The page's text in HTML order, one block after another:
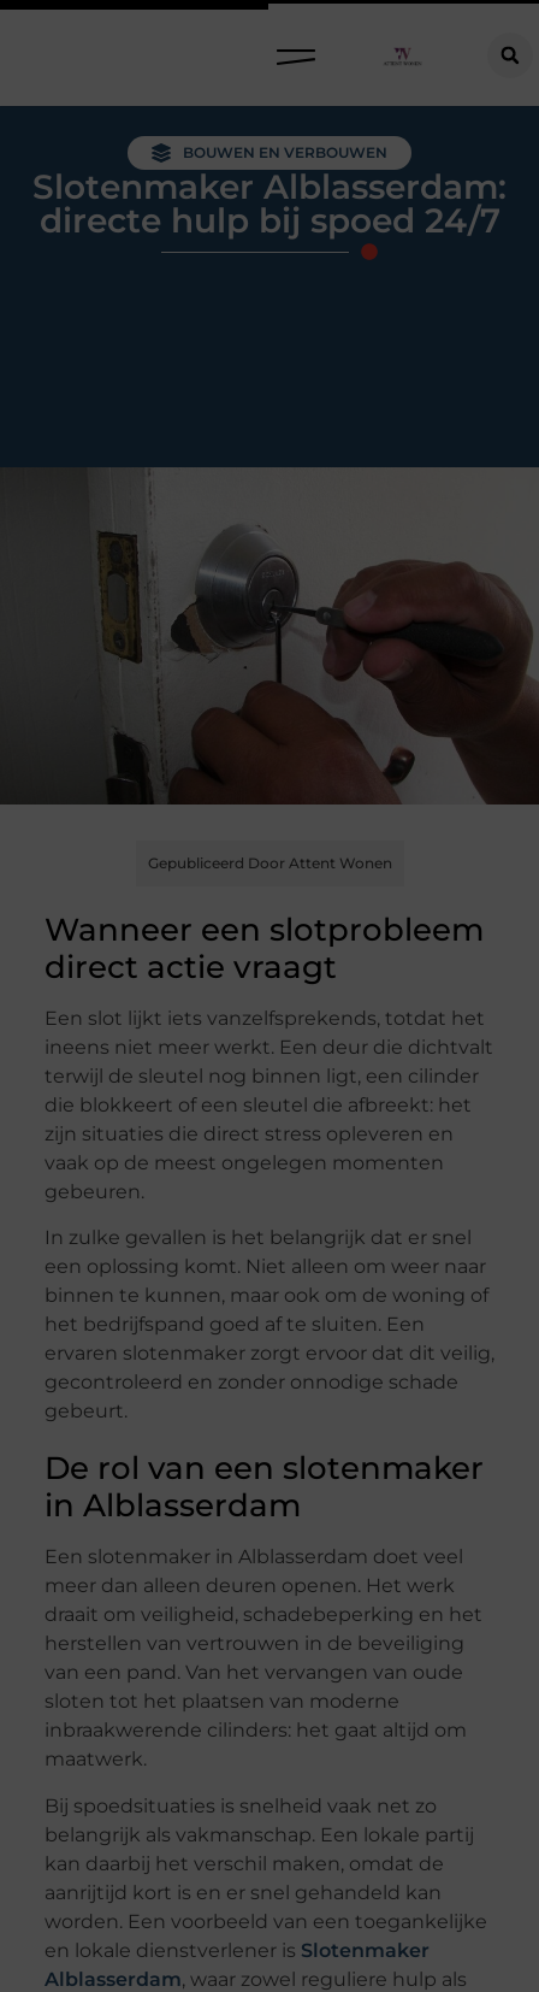
BOUWEN EN VERBOUWEN
Slotenmaker Alblasserdam:
directe hulp bij spoed 24/7
Gepubliceerd Door Attent Wonen
Wanneer een slotprobleem
direct actie vraagt
Een slot lijkt iets vanzelfsprekends, totdat het
ineens niet meer werkt. Een deur die dichtvalt
terwijl de sleutel nog binnen ligt, een cilinder
die blokkeert of een sleutel die afbreekt: het
zijn situaties die direct stress opleveren en
vaak op de meest ongelegen momenten
gebeuren.
In zulke gevallen is het belangrijk dat er snel
een oplossing komt. Niet alleen om weer naar
binnen te kunnen, maar ook om de woning of
het bedrijfspand goed af te sluiten. Een
ervaren slotenmaker zorgt ervoor dat dit veilig,
gecontroleerd en zonder onnodige schade
gebeurt.
De rol van een slotenmaker
in Alblasserdam
Een slotenmaker in Alblasserdam doet veel
meer dan alleen deuren openen. Het werk
draait om veiligheid, schadebeperking en het
herstellen van vertrouwen in de beveiliging
van een pand. Van het vervangen van oude
sloten tot het plaatsen van moderne
inbraakwerende cilinders: het gaat altijd om
maatwerk.
Bij spoedsituaties is snelheid vaak net zo
belangrijk als vakmanschap. Een lokale partij
kan daarbij het verschil maken, omdat de
aanrijtijd kort is en er snel gehandeld kan
worden. Een voorbeeld van een toegankelijke
en lokale dienstverlener is Slotenmaker
Alblasserdam, waar zowel reguliere hulp als